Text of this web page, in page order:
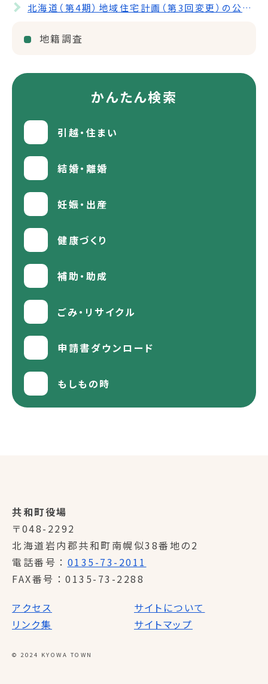
北海道（第4期）地域住宅計画（第3回変更）の公表について
地籍調査
かんたん検索
引越・住まい
結婚・離婚
妊娠・出産
健康づくり
補助・助成
ごみ・リサイクル
申請書ダウンロード
もしもの時
共和町役場
〒048-2292
北海道岩内郡共和町南幌似38番地の2
電話番号
0135-73-2011
FAX番号
0135-73-2288
アクセス
サイトについて
リンク集
サイトマップ
© 2024 KYOWA TOWN